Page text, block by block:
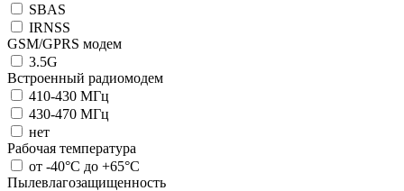
SBAS
IRNSS
GSM/GPRS модем
3.5G
Встроенный радиомодем
410-430 МГц
430-470 МГц
нет
Рабочая температура
от -40°С до +65°С
Пылевлагозащищенность